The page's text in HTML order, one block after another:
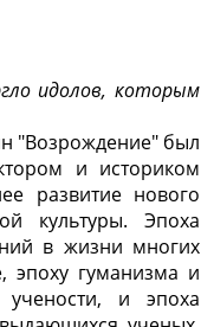
идолов, которым
"Возрождение" был
и историком
развитие нового
культуры. Эпоха
в жизни многих
эпоху гуманизма и
и эпоха